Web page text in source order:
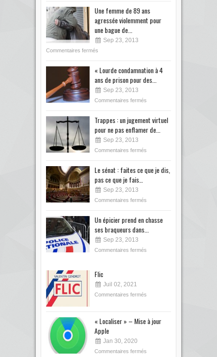
Une femme de 89 ans
agressée violemment pour
une bague de...
Sep 23, 2013
Commentaires fermés
« Lourde condamnation à 4
ans de prison pour des...
Sep 23, 2013
Commentaires fermés
Trappes : un jugement virtuel
pour ne pas enflamer de...
Sep 23, 2013
Commentaires fermés
Le sénat : faites ce que je dis,
pas ce que je fais…
Sep 23, 2013
Commentaires fermés
Un épicier prend en chasse
ses braqueurs dans...
Sep 23, 2013
Commentaires fermés
Flic
Juil 02, 2021
Commentaires fermés
« Localiser » – Mise à jour
Apple
Jan 30, 2020
Commentaires fermés